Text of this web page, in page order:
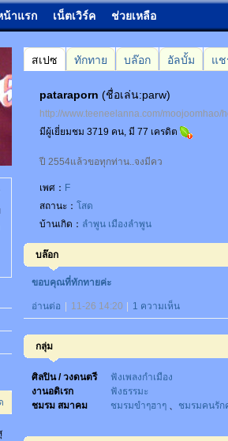
น้าแรก เน็ตเวิร์ค ช่วยเหลือ
สเปซ ทักทาย บล๊อก อัลบั้ม แช
pataraporn (ชื่อเล่น:parw)
http://www.teeneelanna.com/moojoomhao/
มีผู้เยี่ยมชม 3719 คน, มี 77 เครดิต
ปี 2554แล้วขอทุกท่าน..จงมีคว
เพศ： F
สถานะ： โสด
บ้านเกิด： ลำพูน เมืองลำพูน
บล๊อก
ขอบคุณที่ทักทายค่ะ
อ่านต่อ 11-26 14:20 1 ความเห็น
กลุ่ม
ศิลปิน / วงดนตรี
ฟังเพลงกำเมือง
งานอดิเรก
ฟังธรรมะ
ชมรม สมาคม
ชมรมขำๆฮาๆ 、 ชมรมคนรัก